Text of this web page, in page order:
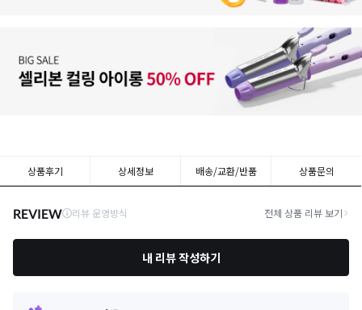
상품후기 상세정보 배송/교환/반품 상품문의